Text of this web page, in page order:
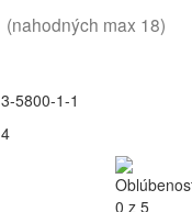
(nahodných max 18)
3-5800-1-1
4